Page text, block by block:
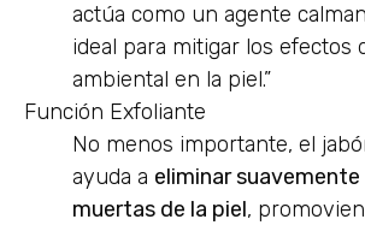
actúa como un agente
ideal para mitigar los efectos
ambiental en la piel.
Función Exfoliante
No menos importante, el
ayuda a eliminar suavemente
muertas de la piel,